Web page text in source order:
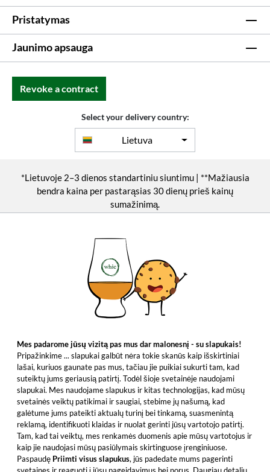
Pristatymas
Jaunimo apsauga
Revoke a contract
Select your delivery country:
Lietuva
*Lietuvoje 2–3 dienos standartiniu siuntimu | **Mažiausia
bendra kaina per pastarąsias 30 dienų prieš kainų
sumažinimą.
orientaciniai duomenys, pagrįsti dabartiniu ECB valiutų kursu
| © 2026 Whic GmbH |Impressum
Mes padarome jūsų vizitą pas mus dar malonesnį - su slapukais!
Pripažinkime ... slapukai galbūt nėra tokie skanūs kaip išskirtiniai
lašai, kuriuos gaunate pas mus, tačiau jie puikiai sukurti tam, kad
suteiktų jums geriausią patirtį. Todėl šioje svetainėje naudojami
slapukai. Mes naudojame slapukus ir kitas technologijas, kad mūsų
svetainės veiktų patikimai ir saugiai, stebime jų našumą, kad
galėtume jums pateikti aktualų turinį bei tinkamą, suasmenintą
reklamą, identifikuoti klaidas ir nuolat gerinti jūsų vartotojo patirtį.
Tam, kad tai veiktų, mes renkamės duomenis apie mūsų vartotojus ir
kaip jie naudojasi mūsų pasiūlymais skirtinguose įrenginiuose.
Paspaudę Priimti visus slapukus, jūs padedate mums pagerinti